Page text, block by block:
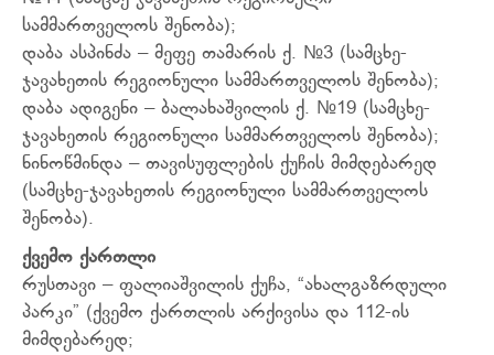
სამმართველოს შენობა);
დაბა ასპინძა – მეფე თამარის ქ. №3 (სამცხე-
ჯავახეთის რეგიონული სამმართველოს შენობა);
დაბა ადიგენი – ბალახაშვილის ქ. №19 (სამცხე-
ჯავახეთის რეგიონული სამმართველოს შენობა);
ნინოწმინდა – თავისუფლების ქუჩის მიმდებარედ
(სამცხე-ჯავახეთის რეგიონული სამმართველოს
შენობა).
ქვემო ქართლი
რუსთავი – ფალიაშვილის ქუჩა, “ახალგაზრდული
პარკი” (ქვემო ქართლის არქივისა და 112-ის
მიმდებარედ;